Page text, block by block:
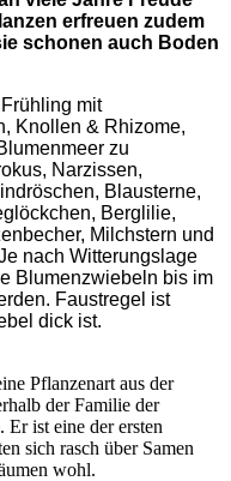
erfreuen zudem
schonen auch Boden
mit
Knollen & Rhizome,
zu
Narzissen,
Blausterne,
Berglilie,
Milchstern und
nach Witterungslage
Blumenzwiebeln bis im
Faustregel ist
dick ist.
Pflanzenart aus der
der Familie der
Er ist eine der ersten
sich rasch über Samen
wohl.